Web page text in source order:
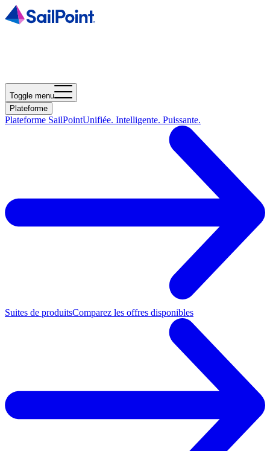
Toggle menu
Plateforme
Plateforme SailPointUnifiée. Intelligente. Puissante.
Suites de produitsComparez les offres disponibles